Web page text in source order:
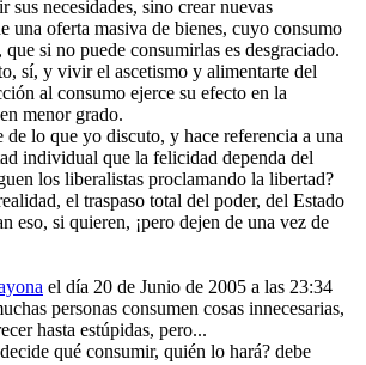
sus necesidades, sino crear nuevas
una oferta masiva de bienes, cuyo consumo
si no puede consumirlas es desgraciado.
sí, y vivir el ascetismo y alimentarte del
al consumo ejerce su efecto en la
menor grado.
de lo que yo discuto, y hace referencia a una
individual que la felicidad dependa del
los liberalistas proclamando la libertad?
el traspaso total del poder, del Estado
eso, si quieren, ¡pero dejen de una vez de
el día 20 de Junio de 2005 a las 23:34
personas consumen cosas innecesarias,
hasta estúpidas, pero...
qué consumir, quién lo hará? debe